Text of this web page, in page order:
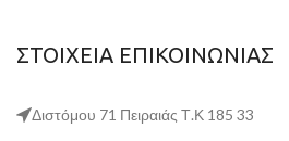
ΣΤΟΙΧΕΙΑ ΕΠΙΚΟΙΝΩΝΙΑΣ
Διστόμου 71 Πειραιάς Τ.Κ 185 33